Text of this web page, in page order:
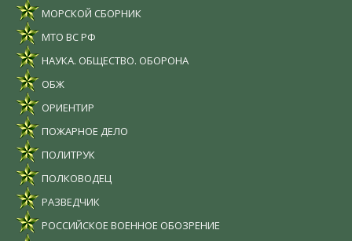
МОРСКОЙ СБОРНИК
МТО ВС РФ
НАУКА. ОБЩЕСТВО. ОБОРОНА
ОБЖ
ОРИЕНТИР
ПОЖАРНОЕ ДЕЛО
ПОЛИТРУК
ПОЛКОВОДЕЦ
РАЗВЕДЧИК
РОССИЙСКОЕ ВОЕННОЕ ОБОЗРЕНИЕ